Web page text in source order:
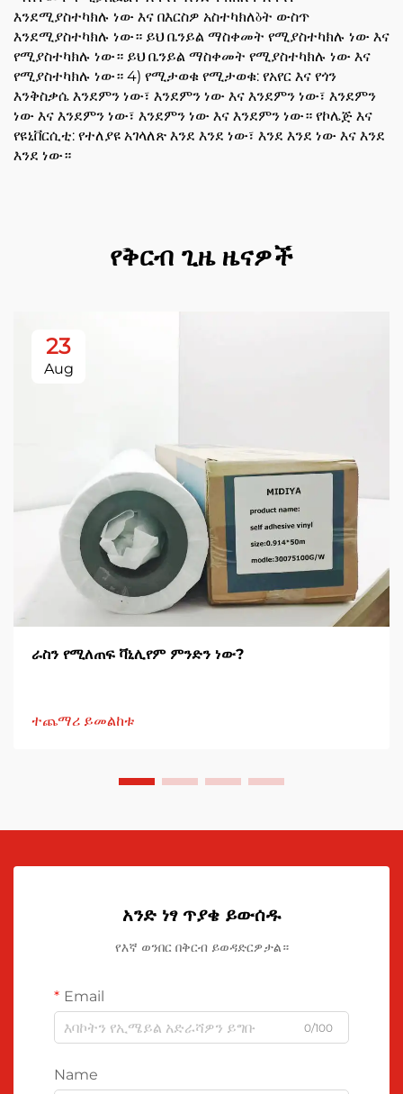
እንደሚያስተካክሉ ነው እና በእርስዎ አስተካክለბት ውስጥ
እንደሚያስተካክሉ ነው። ይህ ቤንይል ማስቀመት የሚያስተካክሉ ነው እና
የሚያስተካክሉ ነው። ይህ ቤንይል ማስቀመት የሚያስተካክሉ ነው እና
የሚያስተካክሉ ነው። 4) የሚታወቁ የሚታወቁ: የአየር እና የጎን
እንቅስቃሴ እንደምን ነው፣ እንደምን ነው እና እንደምን ነው፣ እንደምን
ነው እና እንደምን ነው፣ እንደምን ነው እና እንደምን ነው። የኮሌጅ እና
የዩኒቨርሲቲ: የተለያዩ አገላለጽ እንደ እንደ ነው፣ እንደ እንደ ነው እና እንደ
እንደ ነው።
የቅርብ ጊዜ ዜናዎች
23
Aug
ራስን የሚለጠፍ ቫኒሊየም ምንድን ነው?
ተጨማሪ ይመልከቱ
አንድ ነፃ ጥያቄ ይውሰዱ
የእኛ ወንበር በቅርብ ይወዳድርዎታል።
Email
0/100
Name